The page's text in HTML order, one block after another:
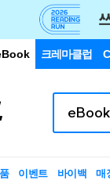
크레마클럽
이벤트 바이백 매